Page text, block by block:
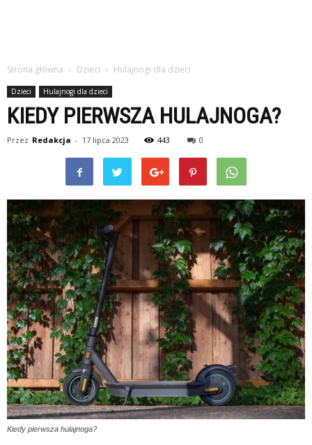
Strona główna Dzieci Hulajnogi dla dzieci
Dzieci Hulajnogi dla dzieci
KIEDY PIERWSZA HULAJNOGA?
Przez Redakcja - 17 lipca 2023 443 0
Kiedy pierwsza hulajnoga?